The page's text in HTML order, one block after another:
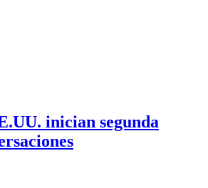
inician segunda